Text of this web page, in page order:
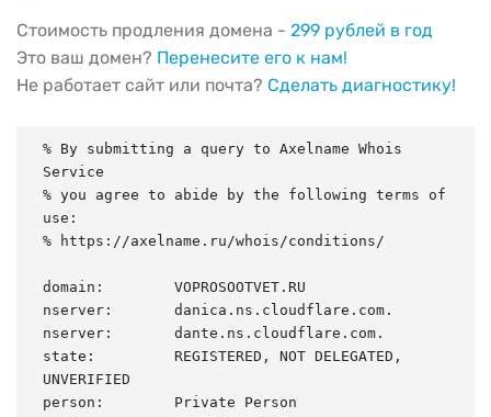
Стоимость продления домена - 299 рублей в год
Это ваш домен? Перенесите его к нам!
Не работает сайт или почта? Сделать диагностику!
% By submitting a query to Axelname Whois
Service
% you agree to abide by the following terms of
use:
% https://axelname.ru/whois/conditions/
domain:        VOPROSOOTVET.RU
nserver:       danica.ns.cloudflare.com.
nserver:       dante.ns.cloudflare.com.
state:         REGISTERED, NOT DELEGATED,
UNVERIFIED
person:        Private Person